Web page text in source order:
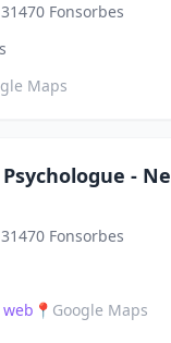
Fonsorbes
Maps
-
Fonsorbes
📍 Google Maps